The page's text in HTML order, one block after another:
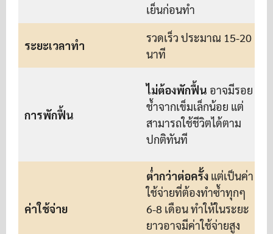
เย็นก่อนทำ
ระยะเวลาทำ
รวดเร็ว ประมาณ 15-20
นาที
การพักฟื้น
ไม่ต้องพักฟื้น อาจมีรอย
ช้ำจากเข็มเล็กน้อย แต่
สามารถใช้ชีวิตได้ตาม
ปกติทันที
ค่าใช้จ่าย
ต่ำกว่าต่อครั้ง แต่เป็นค่า
ใช้จ่ายที่ต้องทำซ้ำทุกๆ
6-8 เดือน ทำให้ในระยะ
ยาวอาจมีค่าใช้จ่ายสูง